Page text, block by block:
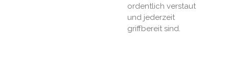
ordentlich verstaut
und jederzeit
griffbereit sind.